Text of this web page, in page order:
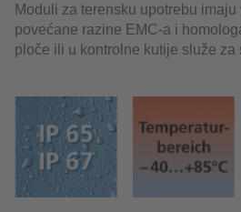
Moduli za terensku upotrebu
povećane razine EMC-a i
ploče ili u kontrolne kutije služe